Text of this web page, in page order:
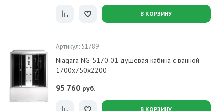
В КОРЗИНУ
Артикул: 51789
Niagara NG-5170-01 душевая кабина с ванной
1700x750x2200
95 760 руб.
В КОРЗИНУ